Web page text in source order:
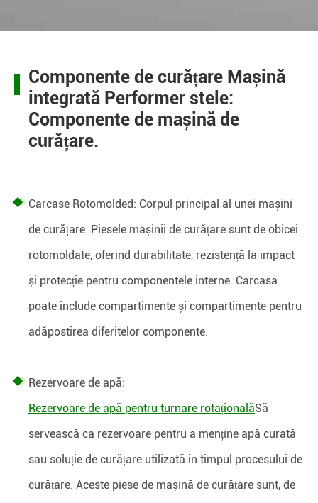
Componente de curățare Mașină
integrată Performer stele:
Componente de mașină de
curățare.
Carcase Rotomolded: Corpul principal al unei mașini
de curățare. Piesele mașinii de curățare sunt de obicei
rotomoldate, oferind durabilitate, rezistență la impact
și protecție pentru componentele interne. Carcasa
poate include compartimente și compartimente pentru
adăpostirea diferitelor componente.
Rezervoare de apă:
Rezervoare de apă pentru turnare rotaționalăSă
servească ca rezervoare pentru a menține apă curată
sau soluție de curățare utilizată în timpul procesului de
curățare. Aceste piese de mașină de curățare sunt, de